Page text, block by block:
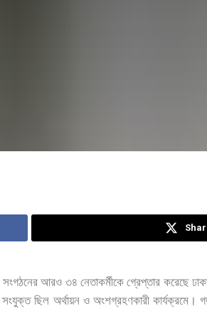
সংগঠনের আরও ৩৪ নেতাকর্মীকে গ্রেপ্তার করেছে
সংযুক্ত ছিল অর্থায়ন ও অংশগ্রহণকারী কার্যক্রমে।